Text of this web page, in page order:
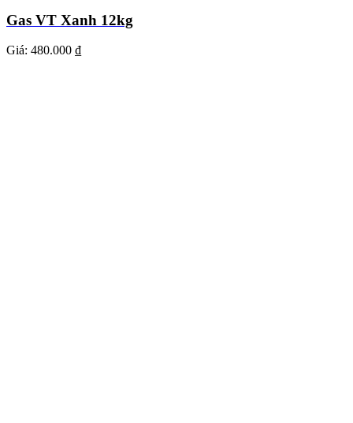
Gas VT Xanh 12kg
Giá: 480.000 ₫